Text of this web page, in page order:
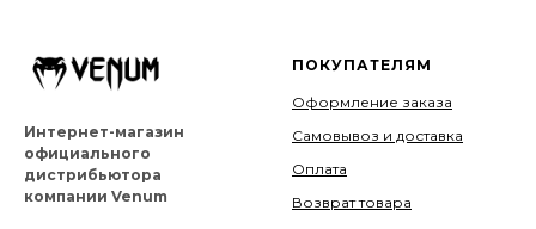
Интернет-магазин
официального
дистрибьютора
компании Venum
ПОКУПАТЕЛЯМ
Оформление заказа
Самовывоз и доставка
Оплата
Возврат товара